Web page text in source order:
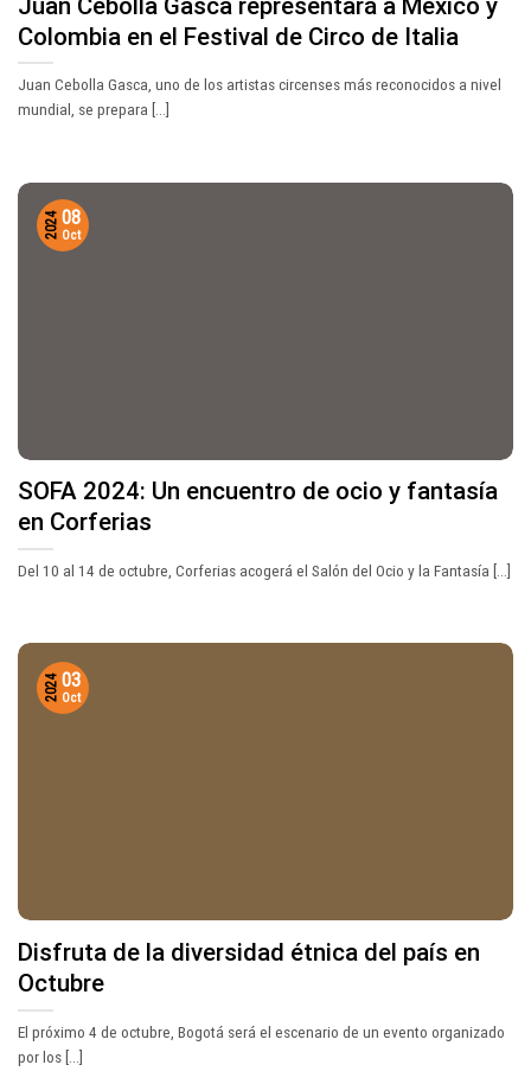
Colombia en el Festival de Circo de Italia
Juan Cebolla Gasca, uno de los artistas circenses más reconocidos a nivel
mundial, se prepara [...]
SOFA 2024: Un encuentro de ocio y fantasía
en Corferias
Del 10 al 14 de octubre, Corferias acogerá el Salón del Ocio y la Fantasía [...]
08
Oct
2024
Disfruta de la diversidad étnica del país en
Octubre
El próximo 4 de octubre, Bogotá será el escenario de un evento organizado
por los [...]
03
Oct
2024